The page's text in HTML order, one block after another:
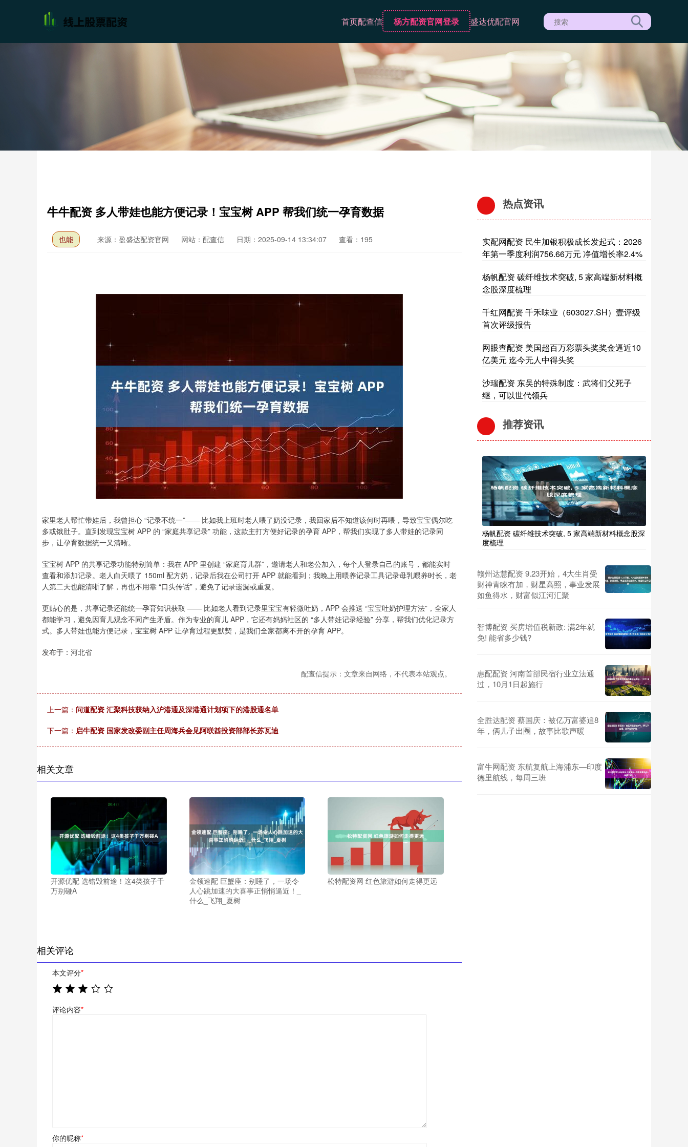
首页配查信 杨方配资官网登录 盛达优配官网
牛牛配资 多人带娃也能方便记录！宝宝树 APP 帮我们统一孕育数据
也能 来源：盈盛达配资官网 网站：配查信 日期：2025-09-14 13:34:07 查看：195
家里老人帮忙带娃后，我曾担心 “记录不统一”—— 比如我上班时老人喂了奶没记录，我回家后不知道该何时再喂，导致宝宝偶尔吃
多或饿肚子。直到发现宝宝树 APP 的 “家庭共享记录” 功能，这款主打方便好记录的孕育 APP，帮我们实现了多人带娃的记录同
步，让孕育数据统一又清晰。
宝宝树 APP 的共享记录功能特别简单：我在 APP 里创建 “家庭育儿群”，邀请老人和老公加入，每个人登录自己的账号，都能实时
查看和添加记录。老人白天喂了 150ml 配方奶，记录后我在公司打开 APP 就能看到；我晚上用喂养记录工具记录母乳喂养时长，老
人第二天也能清晰了解，再也不用靠 “口头传话”，避免了记录遗漏或重复。
更贴心的是，共享记录还能统一孕育知识获取 —— 比如老人看到记录里宝宝有轻微吐奶，APP 会推送 “宝宝吐奶护理方法”，全家人
都能学习，避免因育儿观念不同产生矛盾。作为专业的育儿 APP，它还有妈妈社区的 “多人带娃记录经验” 分享，帮我们优化记录方
式。多人带娃也能方便记录，宝宝树 APP 让孕育过程更默契，是我们全家都离不开的孕育 APP。
发布于：河北省
配查信提示：文章来自网络，不代表本站观点。
上一篇： 问道配资 汇聚科技获纳入沪港通及深港通计划项下的港股通名单
下一篇： 启牛配资 国家发改委副主任周海兵会见阿联酋投资部部长苏瓦迪
相关文章
开源优配 选错毁前途！这4类孩子千
万别碰A
金领速配 巨蟹座：别睡了，一场令
人心跳加速的大喜事正悄悄逼近！_
什么_飞翔_夏树
松特配资网 红色旅游如何走得更远
相关评论
本文评分*
评论内容*
你的昵称*
热点资讯
实配网配资 民生加银积极成长发起式：2026
年第一季度利润756.66万元 净值增长率2.4%
杨帆配资 碳纤维技术突破, 5 家高端新材料概
念股深度梳理
千红网配资 千禾味业（603027.SH）壹评级
首次评级报告
网眼查配资 美国超百万彩票头奖奖金逼近10
亿美元 迄今无人中得头奖
沙瑞配资 东吴的特殊制度：武将们父死子
继，可以世代领兵
推荐资讯
杨帆配资 碳纤维技术突破, 5 家高端新材料概念股深
度梳理
赣州达慧配资 9.23开始，4大生肖受
财神青睐有加，财星高照，事业发展
如鱼得水，财富似江河汇聚
智博配资 买房增值税新政: 满2年就
免! 能省多少钱?
惠配配资 河南首部民宿行业立法通
过，10月1日起施行
全胜达配资 蔡国庆：被亿万富婆追8
年，俩儿子出圈，故事比歌声暖
富牛网配资 东航复航上海浦东—印度
德里航线，每周三班